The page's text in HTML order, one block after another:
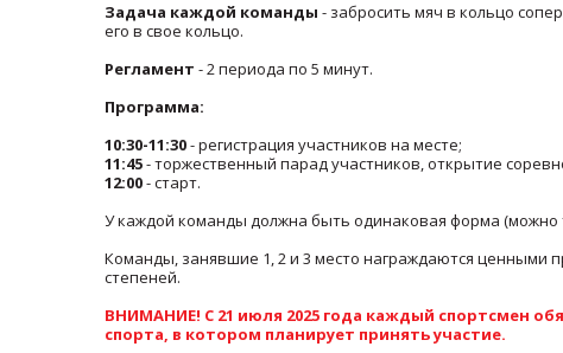
Задача каждой команды - забросить мяч в кольцо
его в свое кольцо.
Регламент - 2 периода по 5 минут.
Программа:
10:30-11:30- регистрация участников на месте;
11:45- торжественный парад участников, открытие
12:00- старт.
У каждой команды должна быть одинаковая форма
Команды, занявшие 1, 2 и 3 место награждаются
степеней.
ВНИМАНИЕ! С 21 июля 2025 года каждый спортсмен
спорта, в котором планирует принять участие.